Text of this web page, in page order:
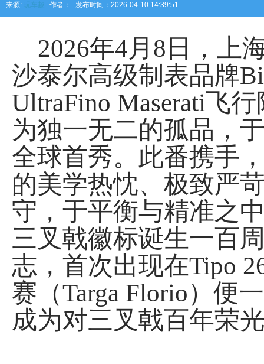
来源: 玩车趣 作者： 发布时间：2026-04-10 14:39:51
2026年4月8日，上
沙泰尔高级制表品牌
UltraFino Maserati飞
为独一无二的孤品，
全球首秀。此番携手
的美学热忱、极致严
守，于平衡与精准之
三叉戟徽标诞生一百
志，首次出现在Tipo
赛（Targa Florio）便
成为对三叉戟百年荣